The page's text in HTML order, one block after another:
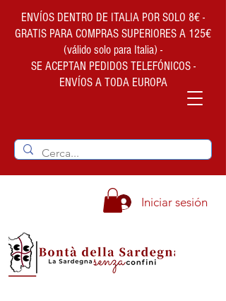
ENVÍOS DENTRO DE ITALIA POR SOLO 8€ -
GRATIS PARA COMPRAS SUPERIORES A 125€
(válido solo para Italia) -
SE ACEPTAN PEDIDOS TELEFÓNICOS -
ENVÍOS A TODA EUROPA
Iniciar sesión